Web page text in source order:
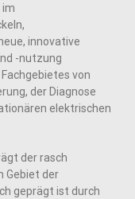
im
innovative
-nutzung
von
der Diagnose
elektrischen
der rasch
Gebiet der
geprägt ist durch